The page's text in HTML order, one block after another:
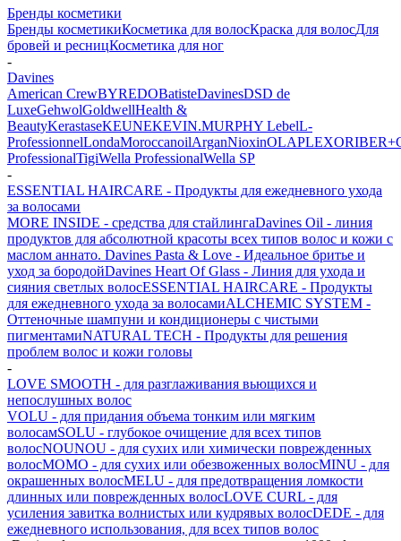
Бренды косметики
Бренды косметикиКосметика для волосКраска для волосДля
бровей и ресницКосметика для ног
-
Davines
American CrewBYREDOBatisteDavinesDSD de
LuxeGehwolGoldwellHealth &
BeautyKerastaseKEUNEKEVIN.MURPHY LebelL-
ProfessionnelLondaMoroccanoilArganNiохinOLAPLEXORIBE
ProfessionalTigiWella ProfessionalWella SP
-
ESSENTIAL HAIRCARE - Продукты для ежедневного ухода
за волосами
MORE INSIDE - средства для стайлингаDavines Oil - линия
продуктов для абсолютной красоты всех типов волос и кожи с
маслом аннато. Davines Pasta & Love - Идеальное бритье и
уход за бородойDavines Heart Of Glass - Линия для ухода и
сияния светлых волосESSENTIAL HAIRCARE - Продукты
для ежедневного ухода за волосамиALCHEMIC SYSTEM -
Оттеночные шампуни и кондиционеры с чистыми
пигментамиNATURAL TECH - Продукты для решения
проблем волос и кожи головы
-
LOVE SMOOTH - для разглаживания вьющихся и
непослушных волос
VOLU - для придания объема тонким или мягким
волосамSOLU - глубокое очищение для всех типов
волосNOUNOU - для сухих или химически поврежденных
волосMOMO - для сухих или обезвоженных волосMINU - для
окрашенных волосMELU - для предотвращения ломкости
длинных или поврежденных волосLOVE CURL - для
усиления завитка волнистых или кудрявых волосDEDE - для
ежедневного использования, для всех типов волос